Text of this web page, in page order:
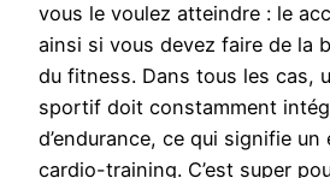
vous le voulez atteindre : le
ainsi si vous devez faire de la
du fitness. Dans tous les cas,
sportif doit constamment
d’endurance, ce qui signifie
cardio-training. C’est super